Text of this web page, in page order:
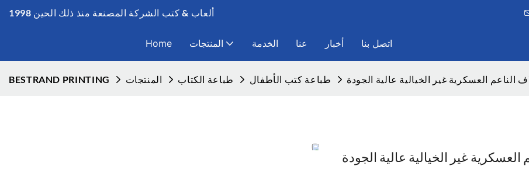
ألعاب & كتب الشركة المصنعة منذ ذلك الحين 1998
Home المنتجات الخدمة عنا أخبار اتصل بنا
BESTRAND PRINTING المنتجات طباعة الكتاب طباعة كتب الأطفال العسكرية غير الخيالية عالية الجودة
غير الخيالية عالية الجودة